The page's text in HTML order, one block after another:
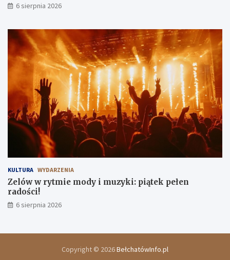
6 sierpnia 2026
KULTURA WYDARZENIA
Zelów w rytmie mody i muzyki: piątek pełen
radości!
6 sierpnia 2026
Copyright © 2026BełchatówInfo.pl